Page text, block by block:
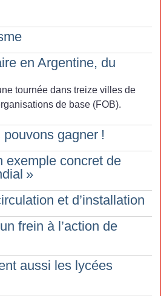
en Argentine, du
tournée dans treize villes de
de base (FOB).
pouvons gagner !
exemple concret de
»
et d’installation
frein à l’action de
aussi les lycées